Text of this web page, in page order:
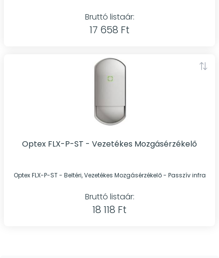
Bruttó listaár:
17 658 Ft
Optex FLX-P-ST - Vezetékes Mozgásérzékelő
Optex FLX-P-ST - Beltéri, Vezetékes Mozgásérzékelő - Passzív infra
Bruttó listaár:
18 118 Ft